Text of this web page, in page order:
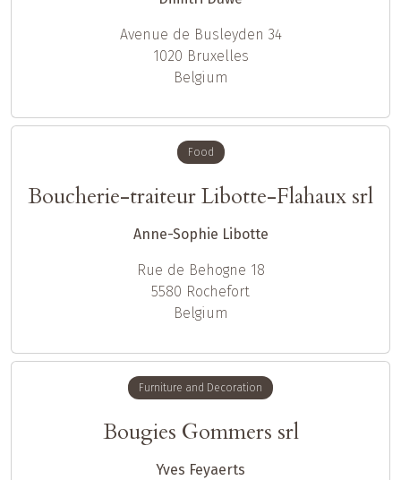
Avenue de Busleyden 34
1020 Bruxelles
Belgium
Food
Boucherie-traiteur Libotte-Flahaux srl
Anne-Sophie Libotte
Rue de Behogne 18
5580 Rochefort
Belgium
Furniture and Decoration
Bougies Gommers srl
Yves Feyaerts